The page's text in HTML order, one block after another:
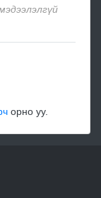
орно уу.